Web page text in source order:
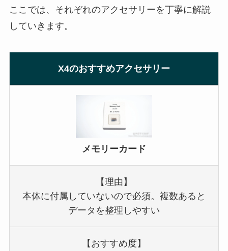
ここでは、それぞれのアクセサリーを丁寧に解説
していきます。
X4のおすすめアクセサリー
メモリーカード
【理由】
本体に付属していないので必須。複数あると
データを整理しやすい
【おすすめ度】